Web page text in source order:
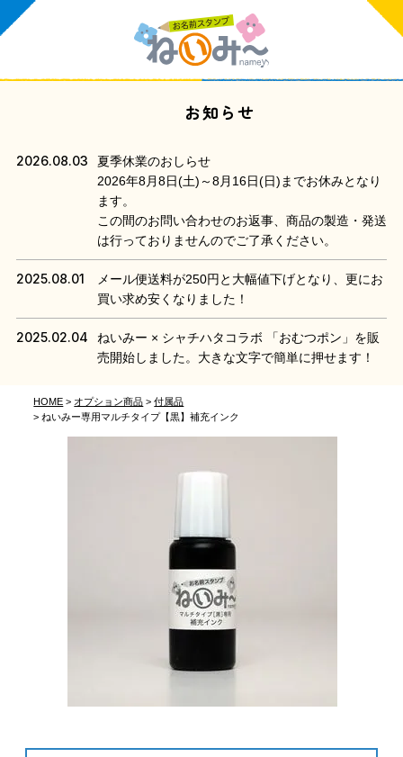
お知らせ
2026.08.03
夏季休業のおしらせ
2026年8月8日(土)～8月16日(日)までお休みとなり
ます。
この間のお問い合わせのお返事、商品の製造・発送
は行っておりませんのでご了承ください。
2025.08.01
メール便送料が250円と大幅値下げとなり、更にお
買い求め安くなりました！
2025.02.04
ねいみー × シャチハタコラボ 「おむつポン」を販
売開始しました。大きな文字で簡単に押せます！
HOME オプション商品
付属品
ねいみー専用マルチタイプ【黒】補充インク